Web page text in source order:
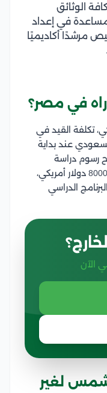
الوثائق
في إعداد
مرشدًا أكاديميًا
في مصر؟
دولار أمريكي، تكلفة القيد في
عند بداية
رسوم دراسة
الدكتوراه بين 4500 دولار أمريكي إلى 8000 دولار أمريكي،
الدراسي
الآن
لغير